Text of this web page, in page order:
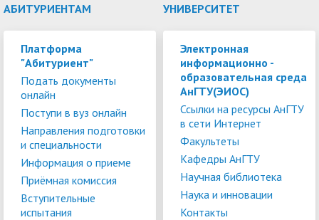
АБИТУРИЕНТАМ
Платформа
"Абитуриент"
Подать документы
онлайн
Поступи в вуз онлайн
Направления подготовки
и специальности
Информация о приеме
Приёмная комиссия
Вступительные
испытания
УНИВЕРСИТЕТ
Электронная
информационно -
образовательная среда
АнГТУ(ЭИОС)
Ссылки на ресурсы АнГТУ
в сети Интернет
Факультеты
Кафедры АнГТУ
Научная библиотека
Наука и инновации
Контакты